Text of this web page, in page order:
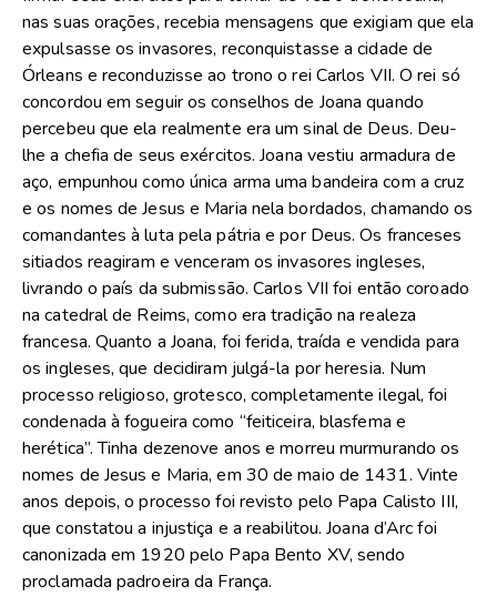
nas suas orações, recebia mensagens que exigiam que ela
expulsasse os invasores, reconquistasse a cidade de
Órleans e reconduzisse ao trono o rei Carlos VII. O rei só
concordou em seguir os conselhos de Joana quando
percebeu que ela realmente era um sinal de Deus. Deu-
lhe a chefia de seus exércitos. Joana vestiu armadura de
aço, empunhou como única arma uma bandeira com a cruz
e os nomes de Jesus e Maria nela bordados, chamando os
comandantes à luta pela pátria e por Deus. Os franceses
sitiados reagiram e venceram os invasores ingleses,
livrando o país da submissão. Carlos VII foi então coroado
na catedral de Reims, como era tradição na realeza
francesa. Quanto a Joana, foi ferida, traída e vendida para
os ingleses, que decidiram julgá-la por heresia. Num
processo religioso, grotesco, completamente ilegal, foi
condenada à fogueira como “feiticeira, blasfema e
herética”. Tinha dezenove anos e morreu murmurando os
nomes de Jesus e Maria, em 30 de maio de 1431. Vinte
anos depois, o processo foi revisto pelo Papa Calisto III,
que constatou a injustiça e a reabilitou. Joana d’Arc foi
canonizada em 1920 pelo Papa Bento XV, sendo
proclamada padroeira da França.